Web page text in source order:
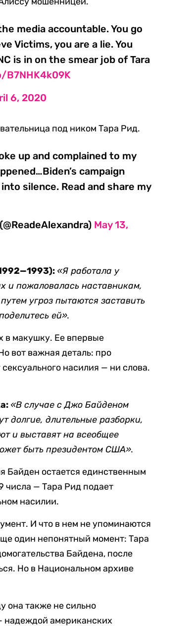
media accountable. You go
Victims, you are a lie. You
is in on the smear job of Tara
6, 2020
под ником Тара Рид.
up and complained to my
campaign
silence. Read and share my
May 13,
«Я работала у
и пожаловалась наставникам,
угроз пытаются заставить
ей».
в макушку. Ее впервые
вот важная деталь: про
насилия — ни слова.
«В случае с Джо Байденом
долгие, длительные разборки,
и выставят на всеобщее
быть президентом США».
Байден остается единственным
числа — Тара Рид подает
насилии.
И что в нем не упоминаются
один непонятный момент: Тара
Байдена, после
Но в Национальном архиве
она также не сильно
надеждой американских